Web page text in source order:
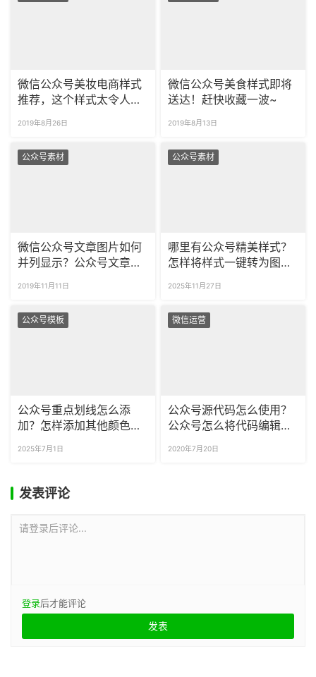
微信公众号美妆电商样式
推荐，这个样式太令人心
2019年8月26日
微信公众号美食样式即将
送达！赶快收藏一波~
2019年8月13日
公众号素材
微信公众号文章图片如何
并列显示？公众号文章多
2019年11月11日
公众号素材
哪里有公众号精美样式？
怎样将样式一键转为图
2025年11月27日
公众号模板
公众号重点划线怎么添
加？怎样添加其他颜色和
2025年7月1日
微信运营
公众号源代码怎么使用？
公众号怎么将代码编辑进
2020年7月20日
发表评论
请登录后评论...
登录后才能评论